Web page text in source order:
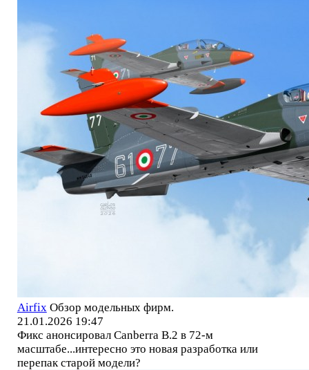
Airfix Обзор модельных фирм.
21.01.2026 19:47
Фикс анонсировал Canberra B.2 в 72-м
масштабе...интересно это новая разработка или
перепак старой модели?